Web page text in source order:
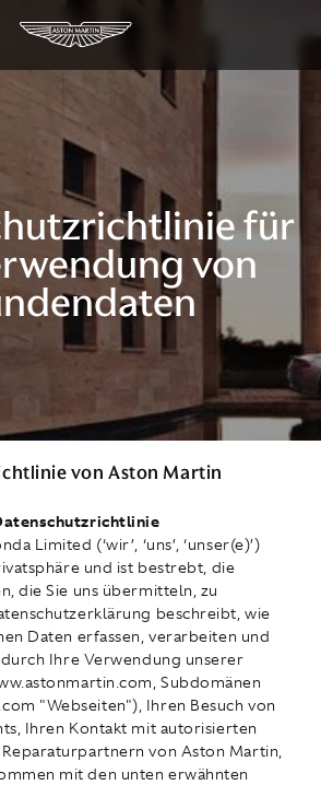
für
von
von Aston Martin
Limited (‘wir’, ‘uns’, ‘unser(e)’)
und ist bestrebt, die
die Sie uns übermitteln, zu
beschreibt, wie
Daten erfassen, verarbeiten und
Ihre Verwendung unserer
Subdomänen
"Webseiten"), Ihren Besuch von
Ihren Kontakt mit autorisierten
von Aston Martin,
mit den unten erwähnten